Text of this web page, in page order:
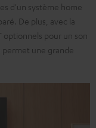
d'un système home
De plus, avec la
optionnels pour un son
une grande